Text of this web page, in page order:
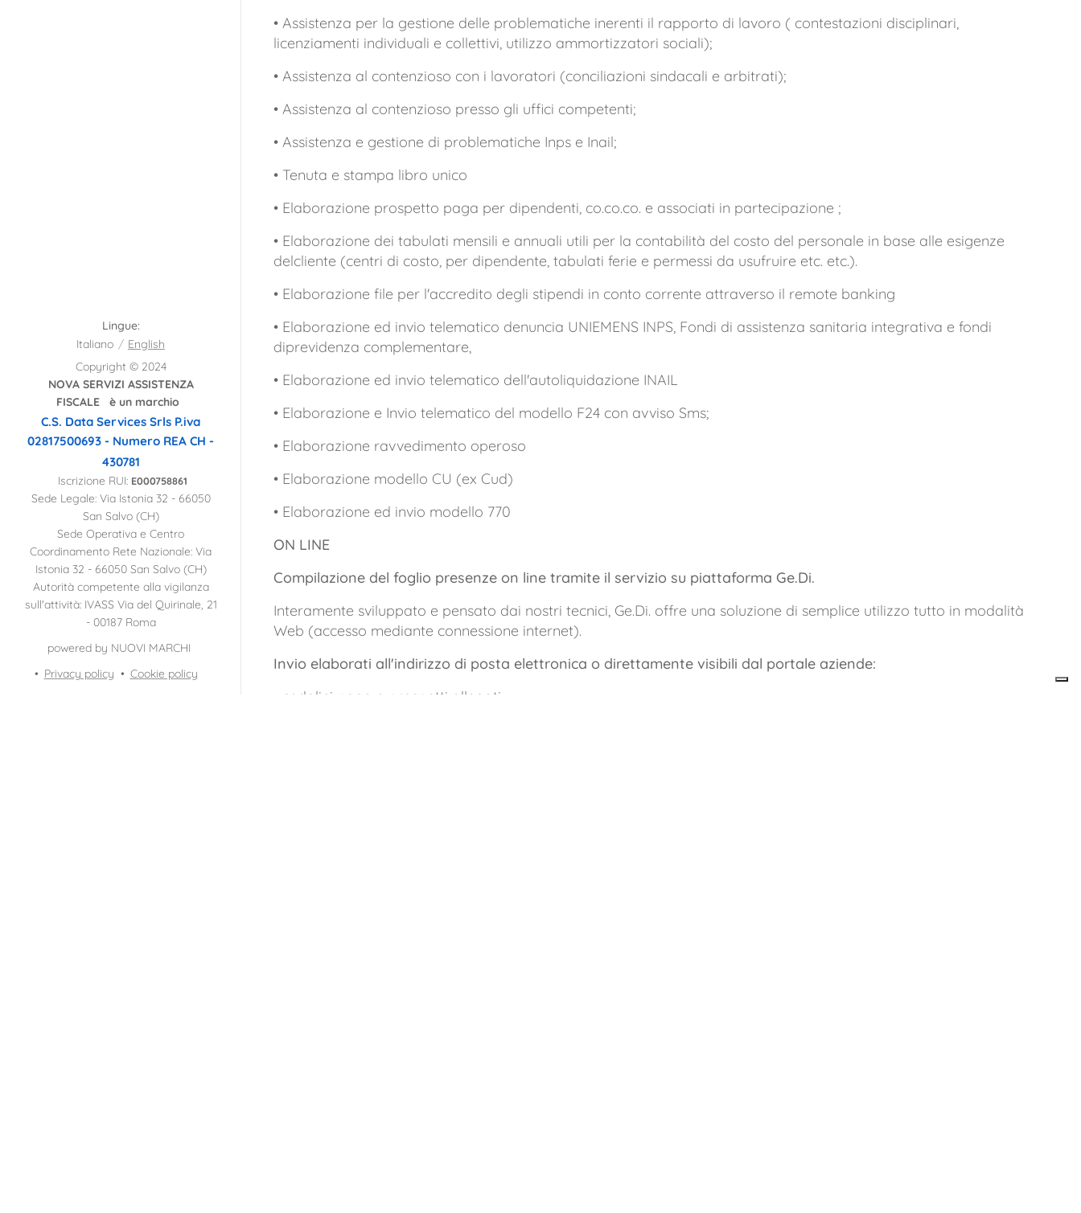
• Assistenza per la gestione delle problematiche inerenti il rapporto di lavoro ( contestazioni disciplinari,
licenziamenti individuali e collettivi, utilizzo ammortizzatori sociali);
• Assistenza al contenzioso con i lavoratori (conciliazioni sindacali e arbitrati);
• Assistenza al contenzioso presso gli uffici competenti;
• Assistenza e gestione di problematiche Inps e Inail;
• Tenuta e stampa libro unico
• Elaborazione prospetto paga per dipendenti, co.co.co. e associati in partecipazione ;
• Elaborazione dei tabulati mensili e annuali utili per la contabilità del costo del personale in base alle esigenze
delcliente (centri di costo, per dipendente, tabulati ferie e permessi da usufruire etc. etc.).
• Elaborazione file per l'accredito degli stipendi in conto corrente attraverso il remote banking
• Elaborazione ed invio telematico denuncia UNIEMENS INPS, Fondi di assistenza sanitaria integrativa e fondi
diprevidenza complementare,
• Elaborazione ed invio telematico dell'autoliquidazione INAIL
• Elaborazione e Invio telematico del modello F24 con avviso Sms;
• Elaborazione ravvedimento operoso
• Elaborazione modello CU (ex Cud)
• Elaborazione ed invio modello 770
ON LINE
Compilazione del foglio presenze on line tramite il servizio su piattaforma Ge.Di.
Interamente sviluppato e pensato dai nostri tecnici, Ge.Di. offre una soluzione di semplice utilizzo tutto in modalità
Web (accesso mediante connessione internet).
Invio elaborati all'indirizzo di posta elettronica o direttamente visibili dal portale aziende:
• cedolini paga e prospetti allegati
Copyright © 2024
NOVA SERVIZI ASSISTENZA
FISCALE è un marchio
C.S. Data Services Srls P.iva
02817500693 - Numero REA CH -
430781
Iscrizione RUI: E000758861
Sede Legale: Via Istonia 32 - 66050
San Salvo (CH)
Sede Operativa e Centro
Coordinamento Rete Nazionale: Via
Istonia 32 - 66050 San Salvo (CH)
Autorità competente alla vigilanza
sull'attività: IVASS Via del Quirinale, 21
- 00187 Roma
powered by NUOVI MARCHI
Privacy policy
Cookie policy
Lingue
Italiano
English